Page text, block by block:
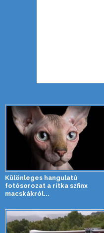
Különleges hangulatú
fotósorozat a ritka szfinx
macskákról...